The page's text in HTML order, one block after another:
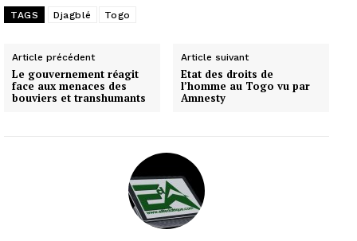
TAGS Djagblé Togo
Article précédent
Le gouvernement réagit
face aux menaces des
bouviers et transhumants
Article suivant
Etat des droits de
l’homme au Togo vu par
Amnesty